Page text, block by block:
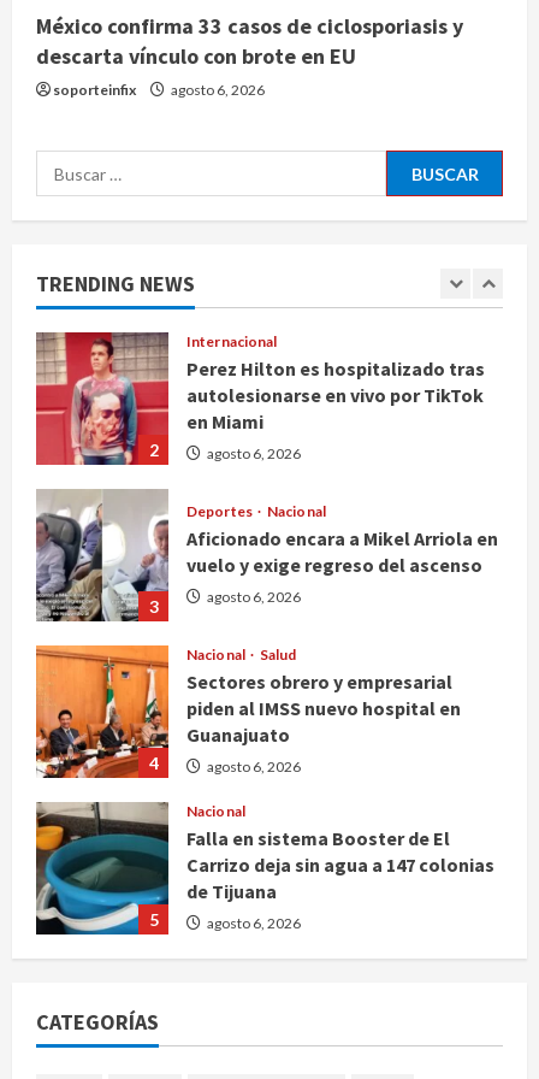
México confirma 33 casos de ciclosporiasis y
descarta vínculo con brote en EU
soporteinfix agosto 6, 2026
Buscar:
TRENDING NEWS
Nacional
Falla en sistema Booster de El
Carrizo deja sin agua a 147 colonias
1
2
Internacional
Perez Hilton es hospitalizado tras
autolesionarse en vivo por TikTok
en Miami
agosto 6, 2026
3
Deportes Nacional
Aficionado encara a Mikel Arriola en
vuelo y exige regreso del ascenso
agosto 6, 2026
4
Nacional Salud
Sectores obrero y empresarial
piden al IMSS nuevo hospital en
Guanajuato
agosto 6, 2026
5
Nacional
Falla en sistema Booster de El
Carrizo deja sin agua a 147 colonias
de Tijuana
agosto 6, 2026
pesos en CDMX
CATEGORÍAS